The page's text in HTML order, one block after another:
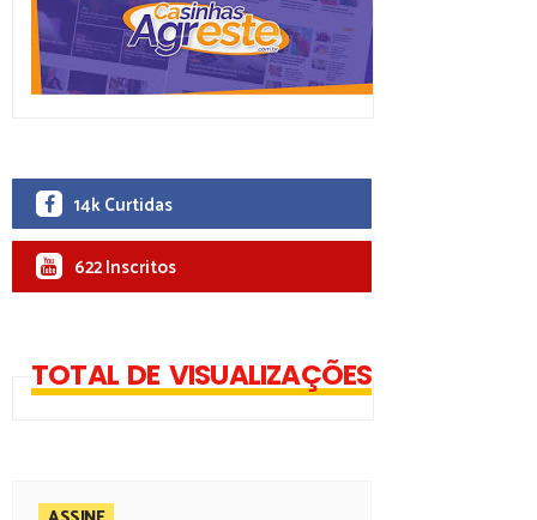
14k Curtidas
622 Inscritos
TOTAL DE VISUALIZAÇÕES